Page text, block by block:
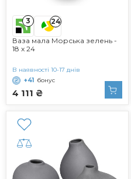
3 24
Ваза мала Морська зелень -
18 x 24
4 111 ₴
В наявності 10-17 днів
+41
бонус